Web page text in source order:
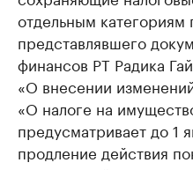
отдельным
представлявшего
финансов РТ Радика
«О внесении
«О налоге на
предусматривает до 1
продление действия